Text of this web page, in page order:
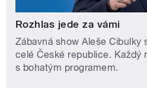
Rozhlas jede za vámi
Zábavná show Aleše Cibulky
celé České republice. Každý
s bohatým programem.